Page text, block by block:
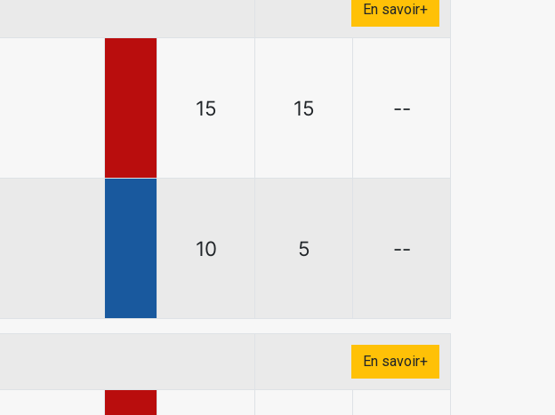
En savoir+
15 15 --
10 5 --
En savoir+